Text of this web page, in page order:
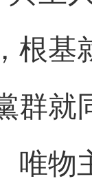
根基
群就
唯物